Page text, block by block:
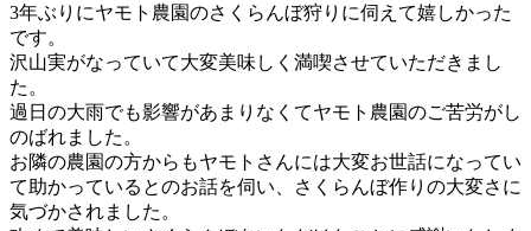
3年ぶりにヤモト農園のさくらんぼ狩りに伺えて嬉しかった
です。
沢山実がなっていて大変美味しく満喫させていただきまし
た。
過日の大雨でも影響があまりなくてヤモト農園のご苦労がし
のばれました。
お隣の農園の方からもヤモトさんには大変お世話になってい
て助かっているとのお話を伺い、さくらんぼ作りの大変さに
気づかされました。